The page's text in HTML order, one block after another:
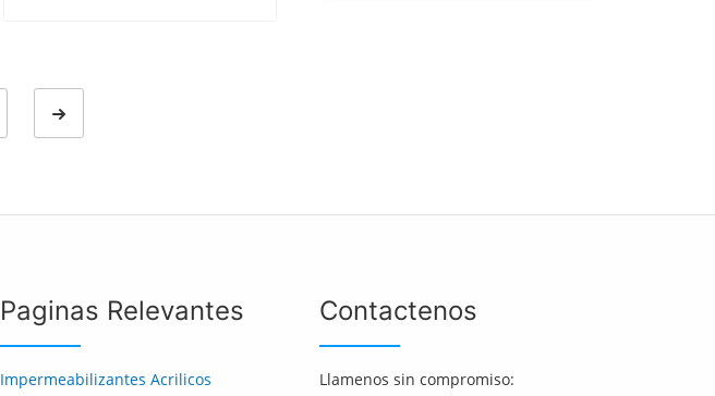
Paginas Relevantes
Impermeabilizantes Acrilicos
Contactenos
Llamenos sin compromiso: